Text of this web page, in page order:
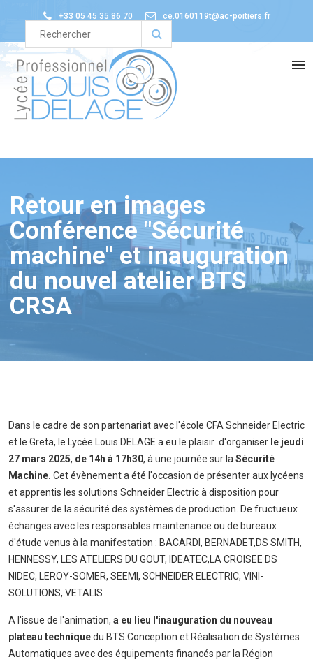
+33 05 45 35 86 70 ce.0160119t@ac-poitiers.fr
Retour en images
Conférence "Sécurité
machine" et inauguration
du nouvel atelier BTS
CRSA
Dans le cadre de son partenariat avec l'école CFA Schneider Electric
et le Greta, le Lycée Louis DELAGE a eu le plaisir d'organiser le jeudi
27 mars 2025, de 14h à 17h30, à une journée sur la Sécurité
Machine. Cet évènement a été l'occasion de présenter aux lycéens
et apprentis les solutions Schneider Electric à disposition pour
s'assurer de la sécurité des systèmes de production. De fructueux
échanges avec les responsables maintenance ou de bureaux
d'étude venus à la manifestation : BACARDI, BERNADET,DS SMITH,
HENNESSY, LES ATELIERS DU GOUT, IDEATEC,LA CROISEE DS
NIDEC, LEROY-SOMER, SEEMI, SCHNEIDER ELECTRIC, VINI-
SOLUTIONS, VETALIS
A l'issue de l'animation, a eu lieu l'inauguration du nouveau
plateau techniquedu BTS Conception et Réalisation de Systèmes
Automatiques avec des équipements financés par la Région